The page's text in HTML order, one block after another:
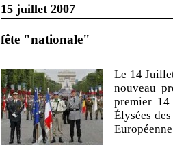
15 juillet 2007
fête "nationale"
Le 14
nouveau
premier
Élysées